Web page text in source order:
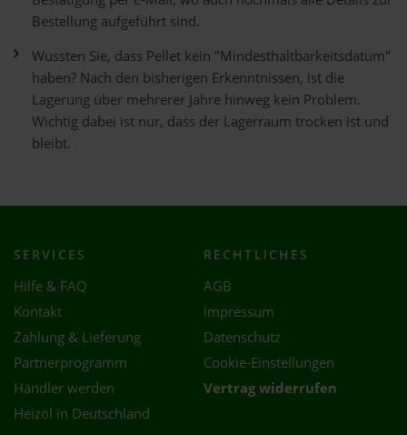
Bestellung aufgeführt sind.
Wussten Sie, dass Pellet kein "Mindesthaltbarkeitsdatum"
haben? Nach den bisherigen Erkenntnissen, ist die
Lagerung über mehrerer Jahre hinweg kein Problem.
Wichtig dabei ist nur, dass der Lagerraum trocken ist und
bleibt.
SERVICES
Hilfe & FAQ
Kontakt
Zahlung & Lieferung
Partnerprogramm
Händler werden
Heizöl in Deutschland
RECHTLICHES
AGB
Impressum
Datenschutz
Cookie-Einstellungen
Vertrag widerrufen